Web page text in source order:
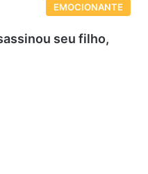
EMOCIONANTE
seu filho,